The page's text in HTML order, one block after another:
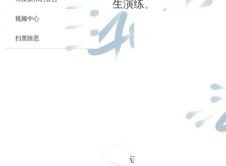
视频中心
扫黑除恶
生演练。